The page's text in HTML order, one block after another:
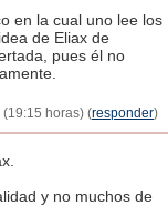
en la cual uno lee los
de Eliax de
pues él no
horas) (responder)
y no muchos de